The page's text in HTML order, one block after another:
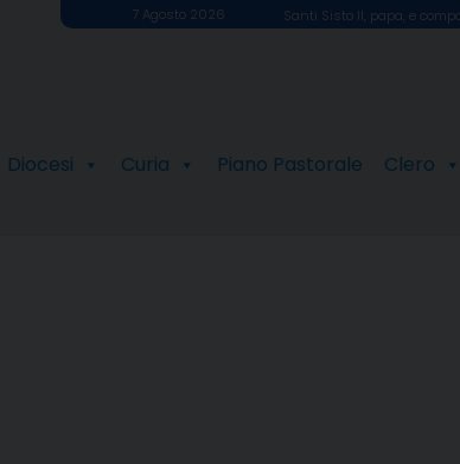
7 Agosto 2026 Santi Sisto II, papa, e
Diocesi Curia Piano Pastorale Clero